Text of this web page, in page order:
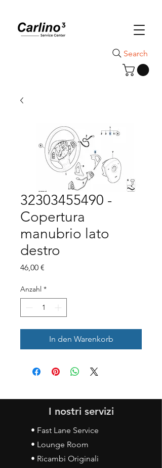
Search
32303455490 -
Copertura
manubrio lato
destro
46,00 €
Anzahl *
In den Warenkorb
I nostri servizi
• Fast Lane Service
• Lounge Room
• Ricambi Originali